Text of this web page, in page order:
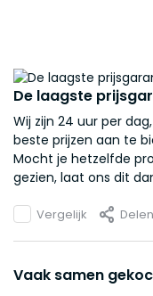
De laagste
Wij zijn 24 uur per
beste prijzen aan te
Mocht je hetzelfde
gezien, laat ons dit
Vergelijk Delen
Vaak samen